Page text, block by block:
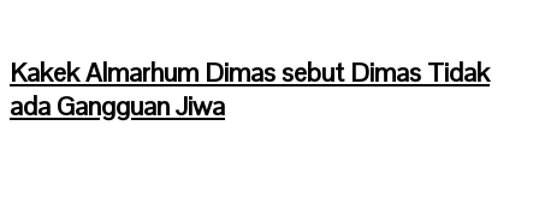
Kakek Almarhum Dimas sebut Dimas Tidak
ada Gangguan Jiwa